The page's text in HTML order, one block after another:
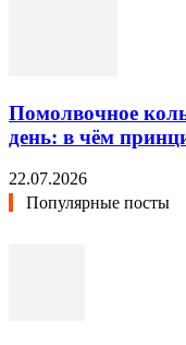
Помолвочное
день: в чём
22.07.2026
Популярные посты